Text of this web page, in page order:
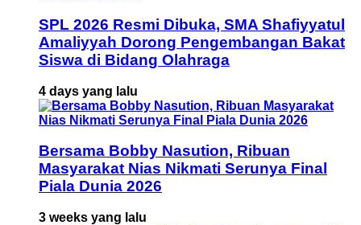
SPL 2026 Resmi Dibuka, SMA Shafiyyatul
Amaliyyah Dorong Pengembangan Bakat
Siswa di Bidang Olahraga
4 days yang lalu
Bersama Bobby Nasution, Ribuan
Masyarakat Nias Nikmati Serunya Final
Piala Dunia 2026
3 weeks yang lalu